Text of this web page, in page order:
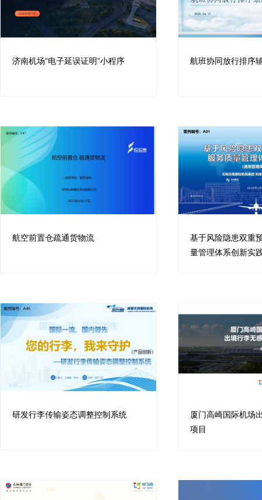
济南机场“电子延误证明”小程序 航班协同放行排序
航空前置仓疏通货物流
基于风险隐患双重
量管理体系创新实
研发行李传输姿态调整控制系统
厦门高崎国际机场
项目